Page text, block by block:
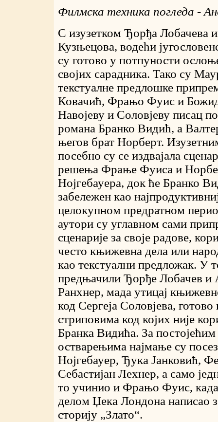
Филмска техника погледа -
С изузетком Ђорђа Лобачева
Кузњецова, водећи
су готово у потпуности
својих сарадника. Тако су
текстуалне предлошке
Ковачић, Фрањо Фуис и
Навојеву и Соловјеву писац
романа Бранко Видић, а
његов брат Норберт.
посебно су се издвајала
решења Фрање Фуиса и
Нојгебауера, док ће Бранко
забележен као
целокупном предратном
аутори су углавном сами
сценарије за своје радове,
често књижевна дела или
као текстуални предложак. У
предњачили Ђорђе Лобачев и
Ранхнер, мада утицај
код Сергеја Соловјева,
стриповима код којих није
Бранка Видића. За
остварењима најмање су
Нојгебауер, Ђука Јанковић,
Себастијан Лехнер, а само
то учинио и Фрањо Фуис, када
делом Џека Лондона написао
сторију „Злато“.